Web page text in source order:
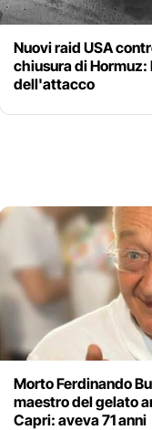
Nuovi raid USA
chiusura di Hormuz:
dell'attacco
Morto Ferdinando
maestro del gelato
Capri: aveva 71 anni